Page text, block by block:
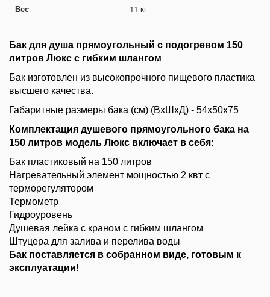
Вес 11 кг
Бак для душа прямоугольный с подогревом 150
литров Люкс с гибким шлангом
Бак изготовлен из высокопрочного пищевого пластика
высшего качества.
Габаритные размеры бака (см) (ВхШхД) - 54х50х75
Комплектация душевого прямоугольного бака на
150 литров модель Люкс включает в себя:
Бак пластиковый на 150 литров
Нагревательный элемент мощностью 2 квт с
терморегулятором
Термометр
Гидроуровень
Душевая лейка с краном с гибким шлангом
Штуцера для залива и перелива воды
Бак поставляется в собранном виде, готовым к
эксплуатации!